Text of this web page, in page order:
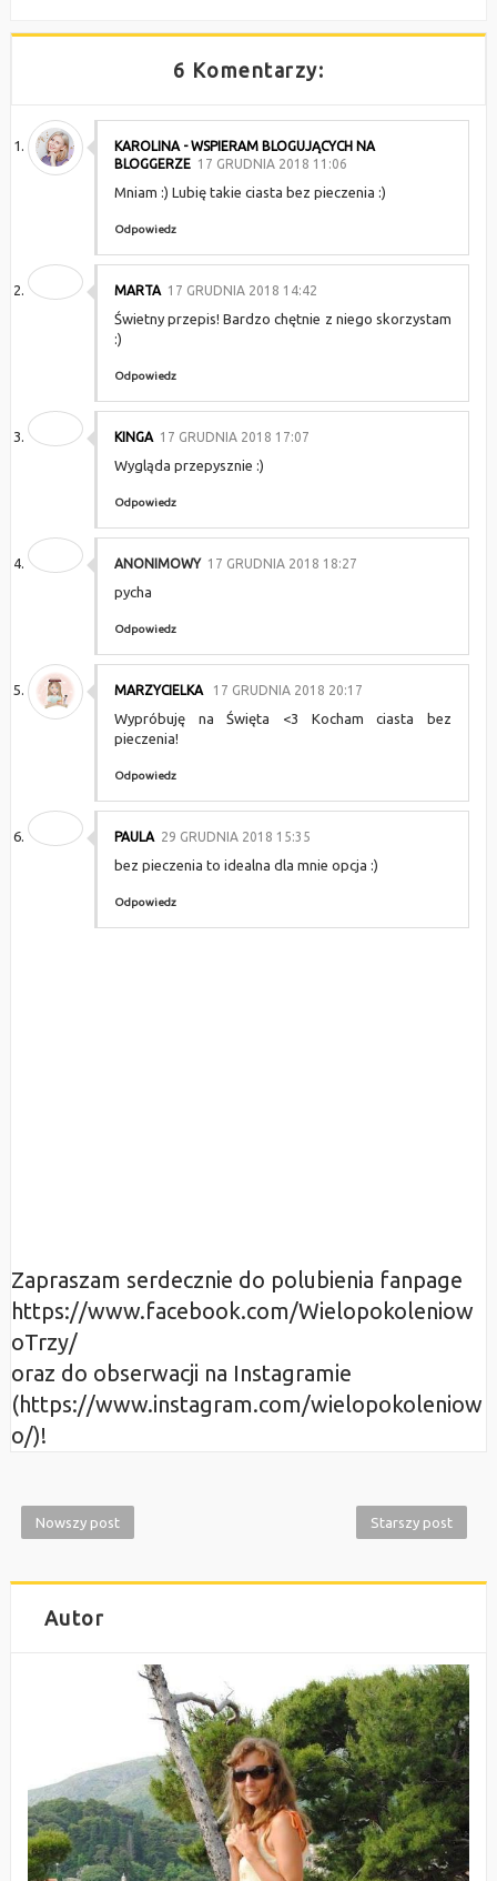
6 Komentarzy:
KAROLINA - WSPIERAM BLOGUJĄCYCH NA
BLOGGERZE 17 GRUDNIA 2018 11:06
Mniam :) Lubię takie ciasta bez pieczenia :)
Odpowiedz
MARTA 17 GRUDNIA 2018 14:42
Świetny przepis! Bardzo chętnie z niego skorzystam
:)
Odpowiedz
KINGA 17 GRUDNIA 2018 17:07
Wygląda przepysznie :)
Odpowiedz
ANONIMOWY 17 GRUDNIA 2018 18:27
pycha
Odpowiedz
MARZYCIELKA 17 GRUDNIA 2018 20:17
Wypróbuję na Święta <3 Kocham ciasta bez
pieczenia!
Odpowiedz
PAULA 29 GRUDNIA 2018 15:35
bez pieczenia to idealna dla mnie opcja :)
Odpowiedz
Zapraszam serdecznie do polubienia fanpage
https://www.facebook.com/Wielopokoleniow
oTrzy/
oraz do obserwacji na Instagramie
(https://www.instagram.com/wielopokoleniow
o/)!
Nowszy post Starszy post
Autor